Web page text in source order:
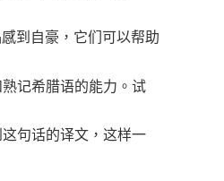
到自豪，它们可以帮助
记希腊语的能力。试
句话的译文，这样一